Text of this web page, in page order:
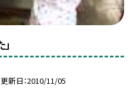
更新日 2010/11/05